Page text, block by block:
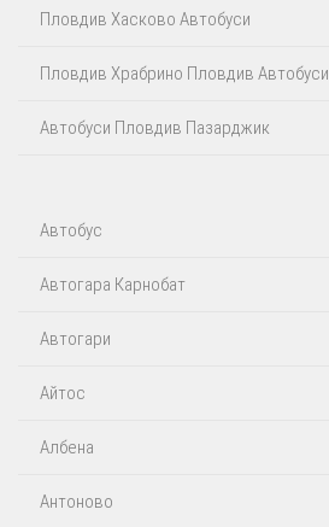
Пловдив Хасково Автобуси
Пловдив Храбрино Пловдив Автобуси
Автобуси Пловдив Пазарджик
Автобус
Автогара Карнобат
Автогари
Айтос‎
Албена
Антоново